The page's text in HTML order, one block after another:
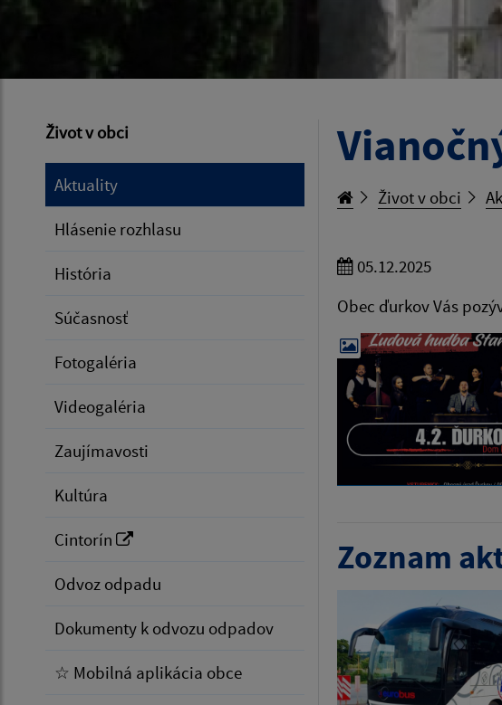
Život v obci
Aktuality
Hlásenie rozhlasu
História
Súčasnosť
Fotogaléria
Videogaléria
Zaujímavosti
Kultúra
Cintorín
Odvoz odpadu
Dokumenty k odvozu odpadov
☆ Mobilná aplikácia obce
Život v obci
05.12.2025
Obec ďurkov Vás
Zoznam